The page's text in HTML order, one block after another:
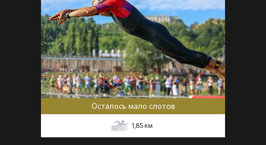
Осталось мало слотов
1,85 км